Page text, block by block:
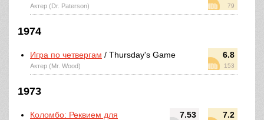
79
Актер (Dr. Paterson)
1974
6.8
153
Игра по четвергам / Thursday's Game
Актер (Mr. Wood)
1973
7.53 7.2
Коломбо: Реквием для